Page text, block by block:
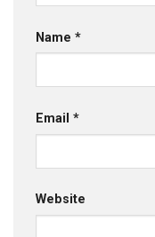
Name *
Email *
Website